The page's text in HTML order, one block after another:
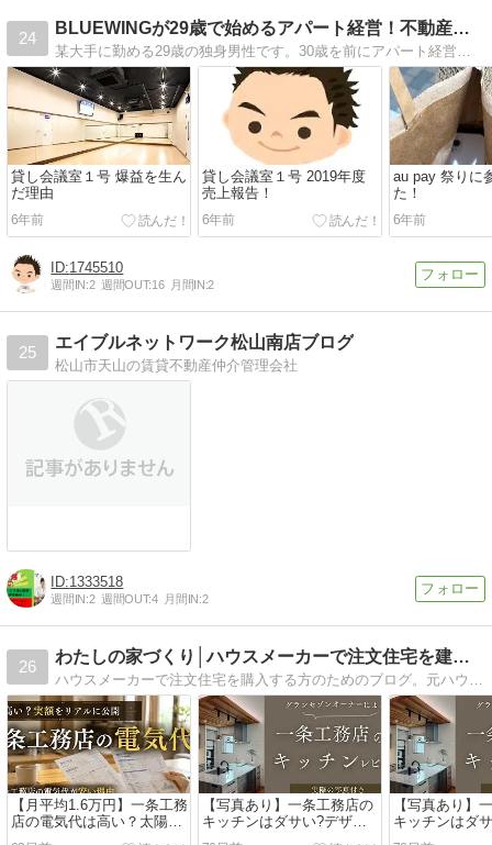
24
BLUEWINGが29歳で始めるアパート経営！不動産投資で…
某大手に勤める29歳の独身男性です。30歳を前にアパート経営を目指すことを決意しました。（もちろんサラリーマンを続けながら）これから購入の過程と、購入後の経験…
貸し会議室１号 爆益を生ん
だ理由
6年前
貸し会議室１号 2019年度
売上報告！
6年前
au pay 祭りに
た！
6年前
1745510
週間IN:2 週間OUT:16 月間IN:2
25
エイブルネットワーク松山南店ブログ
松山市天山の賃貸不動産仲介管理会社
1333518
週間IN:2 週間OUT:4 月間IN:2
26
わたしの家づくり│ハウスメーカーで注文住宅を建てよう
ハウスメーカーで注文住宅を購入する方のためのブログ。元ハウスメーカー営業が、専門的な知識をわかりやすく解説しています。しっかり知識をつけて、失敗しない家づくりを実現していきましょう。
【月平均1.6万円】一条工務
店の電気代は高い？太陽光
ありのリアル収支をレビュ
【写真あり】一条工務店の
キッチンはダサい?デザイ
ンや収納力をレビューしま
【写真あり】
キッチンはダ
ンや収納力を